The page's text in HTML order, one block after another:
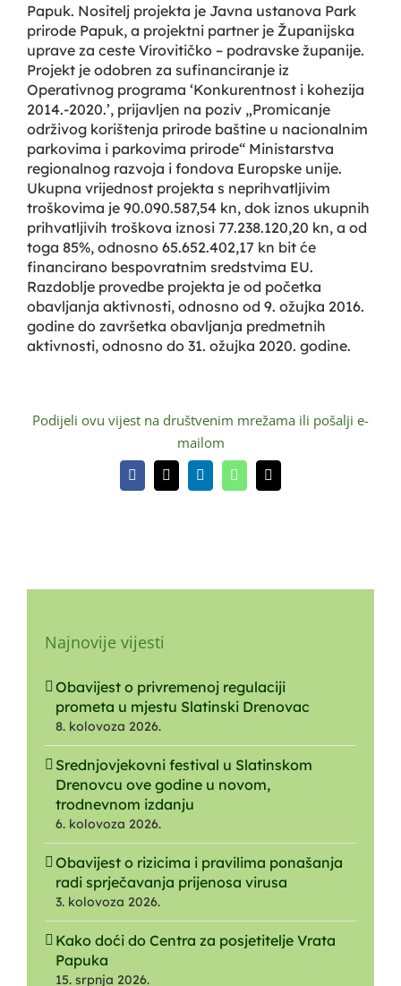
Papuk. Nositelj projekta je Javna ustanova Park
prirode Papuk, a projektni partner je Županijska
uprave za ceste Virovitičko – podravske županije.
Projekt je odobren za sufinanciranje iz
Operativnog programa ‘Konkurentnost i kohezija
2014.-2020.’, prijavljen na poziv „Promicanje
održivog korištenja prirode baštine u nacionalnim
parkovima i parkovima prirode“ Ministarstva
regionalnog razvoja i fondova Europske unije.
Ukupna vrijednost projekta s neprihvatljivim
troškovima je 90.090.587,54 kn, dok iznos ukupnih
prihvatljivih troškova iznosi 77.238.120,20 kn, a od
toga 85%, odnosno 65.652.402,17 kn bit će
financirano bespovratnim sredstvima EU.
Razdoblje provedbe projekta je od početka
obavljanja aktivnosti, odnosno od 9. ožujka 2016.
godine do završetka obavljanja predmetnih
aktivnosti, odnosno do 31. ožujka 2020. godine.
Podijeli ovu vijest na društvenim mrežama ili pošalji e-
mailom
Facebook
X LinkedInWhatsApp
Email:
Najnovije vijesti
Obavijest o privremenoj regulaciji
prometa u mjestu Slatinski Drenovac
8. kolovoza 2026.
Srednjovjekovni festival u Slatinskom
Drenovcu ove godine u novom,
trodnevnom izdanju
6. kolovoza 2026.
Obavijest o rizicima i pravilima ponašanja
radi sprječavanja prijenosa virusa
3. kolovoza 2026.
Kako doći do Centra za posjetitelje Vrata
Papuka
15. srpnja 2026.